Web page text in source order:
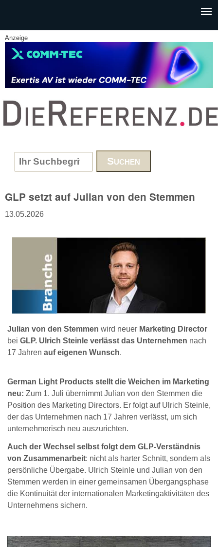
Anzeige
www.DieReferenz.de
Search form
GLP setzt auf Julian von den Stemmen
13.05.2026
Julian von den Stemmen wird neuer Marketing Director
bei GLP. Ulrich Steinle verlässt das Unternehmen nach
17 Jahren auf eigenen Wunsch.
German Light Products stellt die Weichen im Marketing
neu: Zum 1. Juli übernimmt Julian von den Stemmen die
Position des Marketing Directors. Er folgt auf Ulrich Steinle,
der das Unternehmen nach 17 Jahren verlässt, um sich
unternehmerisch neu auszurichten.
Auch der Wechsel selbst folgt dem GLP-Verständnis
von Zusammenarbeit: nicht als harter Schnitt, sondern als
persönliche Übergabe. Ulrich Steinle und Julian von den
Stemmen werden in einer gemeinsamen Übergangsphase
die Kontinuität der internationalen Marketingaktivitäten des
Unternehmens sichern.